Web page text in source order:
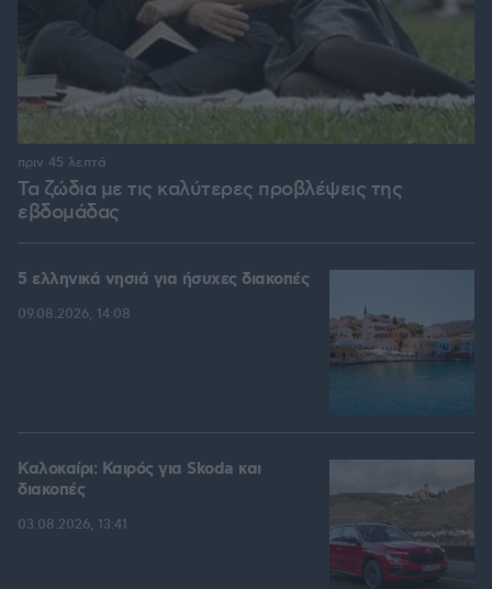
Τα ζώδια με τις καλύτερες προβλέψεις της
εβδομάδας
πριν 45 λεπτά
5 ελληνικά νησιά για ήσυχες διακοπές
09.08.2026, 14:08
Καλοκαίρι: Καιρός για Skoda και
διακοπές
03.08.2026, 13:41